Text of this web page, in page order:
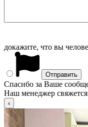
докажите, что вы
Спасибо за Ваше
Наш менеджер